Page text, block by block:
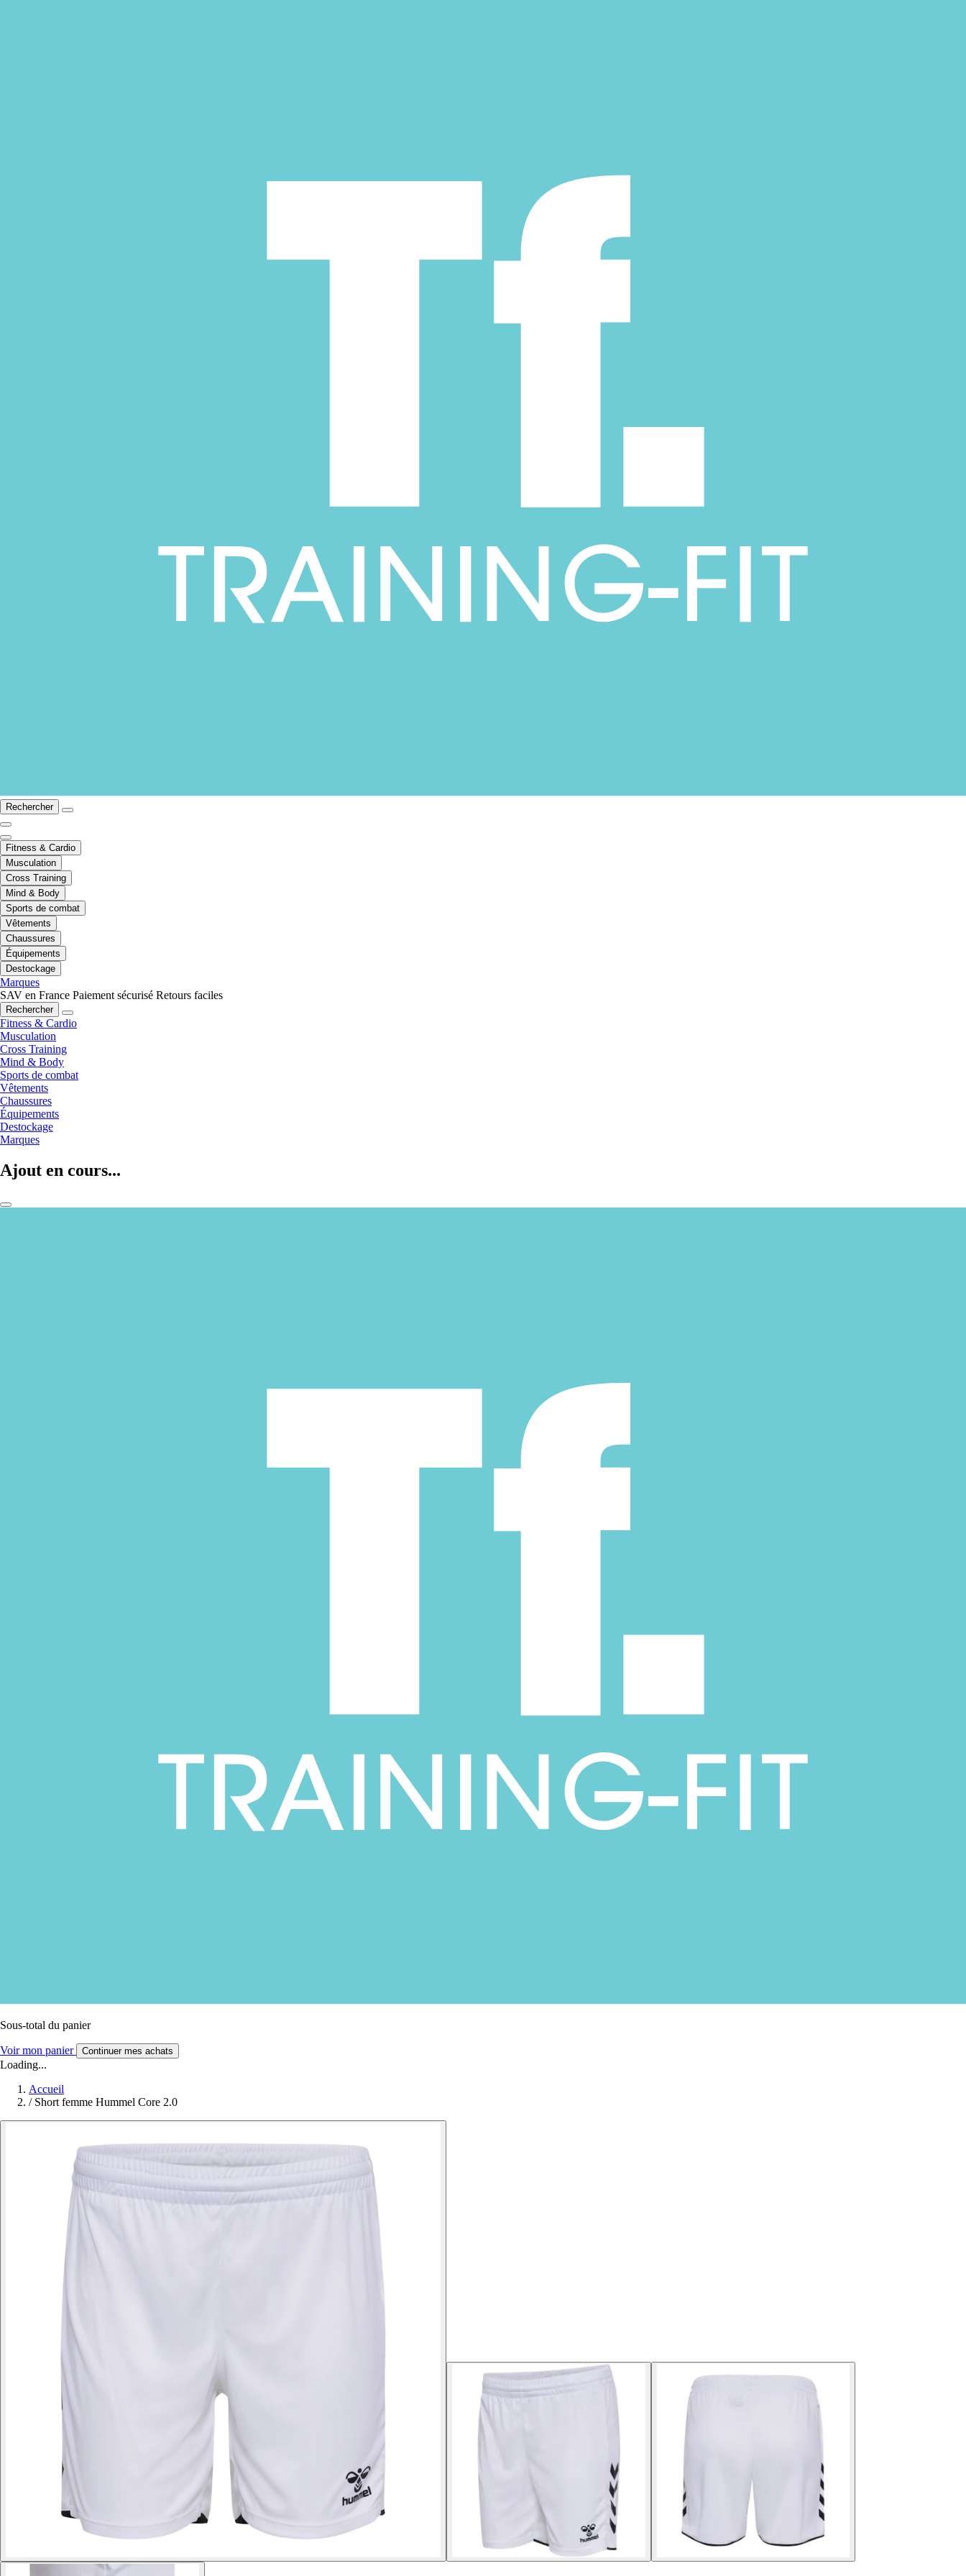
Rechercher
Fitness & Cardio
Musculation
Cross Training
Mind & Body
Sports de combat
Vêtements
Chaussures
Équipements
Destockage
Marques
SAV en France Paiement sécurisé Retours faciles
Rechercher
Fitness & Cardio
Musculation
Cross Training
Mind & Body
Sports de combat
Vêtements
Chaussures
Équipements
Destockage
Marques
Ajout en cours...
Sous-total du panier
Voir mon panier Continuer mes achats
Loading...
Accueil
/ Short femme Hummel Core 2.0